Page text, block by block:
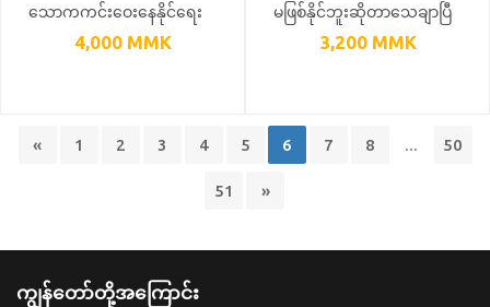
သောကကင်းဝေးနေနိုင်ရေး
4,000 MMK
မဖြစ်နိုင်ဘူးဆိုတာသေချာပြီ
3,200 MMK
« 1 2 3 4 5 6 7 8 ... 50
51 »
ကျွန်တော်တို့အကြောင်း